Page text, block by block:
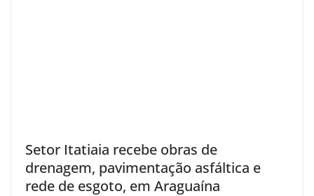
Setor Itatiaia recebe obras de
drenagem, pavimentação asfáltica e
rede de esgoto, em Araguaína